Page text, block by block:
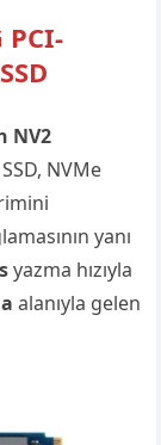
PCI-
NV2
NVMe
yanı
yazma hızıyla
alanıyla gelen